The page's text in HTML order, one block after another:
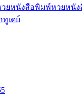
ยหนังสือพิมพ์หวยหนั
ทูเดย์